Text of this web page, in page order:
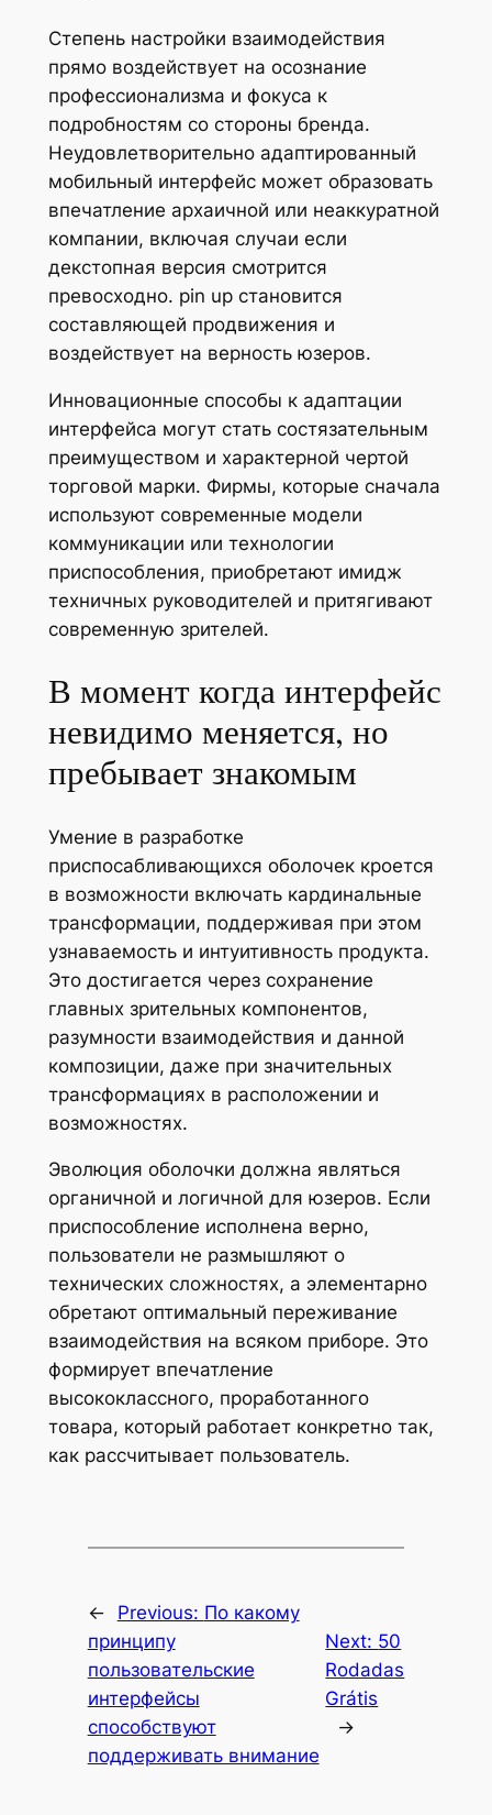
Степень настройки взаимодействия
прямо воздействует на осознание
профессионализма и фокуса к
подробностям со стороны бренда.
Неудовлетворительно адаптированный
мобильный интерфейс может образовать
впечатление архаичной или неаккуратной
компании, включая случаи если
декстопная версия смотрится
превосходно. pin up становится
составляющей продвижения и
воздействует на верность юзеров.
Инновационные способы к адаптации
интерфейса могут стать состязательным
преимуществом и характерной чертой
торговой марки. Фирмы, которые сначала
используют современные модели
коммуникации или технологии
приспособления, приобретают имидж
техничных руководителей и притягивают
современную зрителей.
В момент когда интерфейс
невидимо меняется, но
пребывает знакомым
Умение в разработке
приспосабливающихся оболочек кроется
в возможности включать кардинальные
трансформации, поддерживая при этом
узнаваемость и интуитивность продукта.
Это достигается через сохранение
главных зрительных компонентов,
разумности взаимодействия и данной
композиции, даже при значительных
трансформациях в расположении и
возможностях.
Эволюция оболочки должна являться
органичной и логичной для юзеров. Если
приспособление исполнена верно,
пользователи не размышляют о
технических сложностях, а элементарно
обретают оптимальный переживание
взаимодействия на всяком приборе. Это
формирует впечатление
высококлассного, проработанного
товара, который работает конкретно так,
как рассчитывает пользователь.
← Previous: По какому
принципу
пользовательские
интерфейсы
способствуют
поддерживать внимание
Next: 50
Rodadas
Grátis
→